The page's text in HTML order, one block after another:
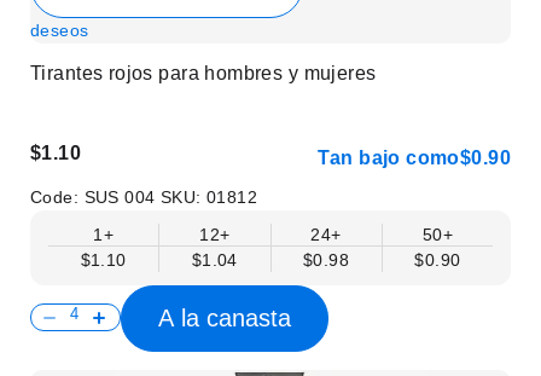
deseos
Tirantes rojos para hombres y mujeres
$1.10 Tan bajo como$0.90
Code: SUS 004 SKU:01812
1+
$1.10
12+
$1.04
24+
$0.98
50+
$0.90
A la canasta